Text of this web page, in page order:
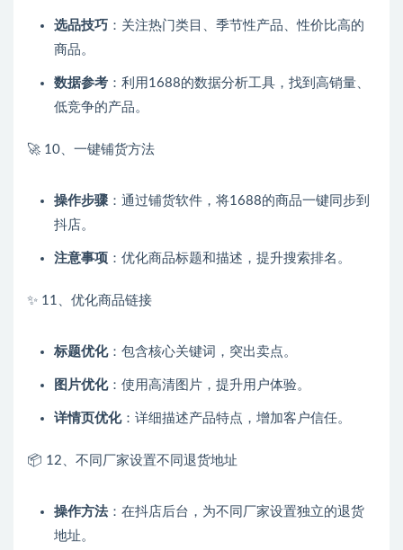
选品技巧 ：关注热门类目、季节性产品、性价比高的
商品。
数据参考 ：利用1688的数据分析工具，找到高销量、
低竞争的产品。
🚀 10、一键铺货方法
操作步骤 ：通过铺货软件，将1688的商品一键同步到
抖店。
注意事项 ：优化商品标题和描述，提升搜索排名。
✨ 11、优化商品链接
标题优化：包含核心关键词，突出卖点。
图片优化：使用高清图片，提升用户体验。
详情页优化：详细描述产品特点，增加客户信任。
📦 12、不同厂家设置不同退货地址
操作方法：在抖店后台，为不同厂家设置独立的退货
地址。